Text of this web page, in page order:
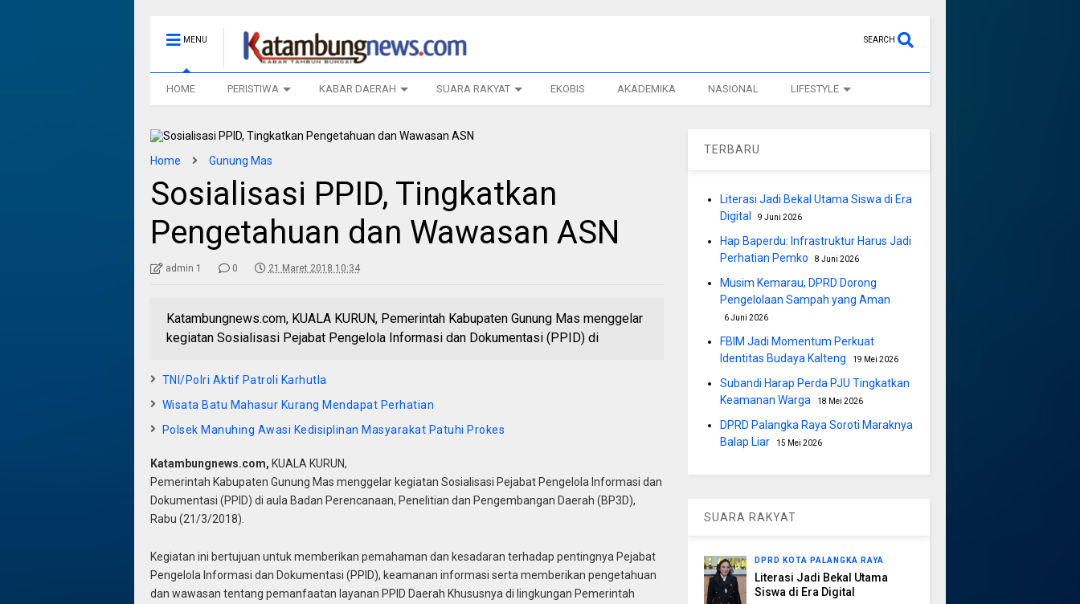
MENU SEARCH
HOME PERISTIWA KABAR DAERAH SUARA RAKYAT EKOBIS AKADEMIKA NASIONAL LIFESTYLE
Home Gunung Mas
Sosialisasi PPID, Tingkatkan
Pengetahuan dan Wawasan ASN
admin 1 0 21 Maret 2018 10:34
Katambungnews.com, KUALA KURUN, Pemerintah Kabupaten Gunung Mas menggelar
kegiatan Sosialisasi Pejabat Pengelola Informasi dan Dokumentasi (PPID) di
TNI/Polri Aktif Patroli Karhutla
Wisata Batu Mahasur Kurang Mendapat Perhatian
Polsek Manuhing Awasi Kedisiplinan Masyarakat Patuhi Prokes
Katambungnews.com, KUALA KURUN,
Pemerintah Kabupaten Gunung Mas menggelar kegiatan Sosialisasi Pejabat Pengelola Informasi dan
Dokumentasi (PPID) di aula Badan Perencanaan, Penelitian dan Pengembangan Daerah (BP3D),
Rabu (21/3/2018).
Kegiatan ini bertujuan untuk memberikan pemahaman dan kesadaran terhadap pentingnya Pejabat
Pengelola Informasi dan Dokumentasi (PPID), keamanan informasi serta memberikan pengetahuan
dan wawasan tentang pemanfaatan layanan PPID Daerah Khususnya di lingkungan Pemerintah
TERBARU
Literasi Jadi Bekal Utama Siswa di Era
Digital
9 Juni 2026
Hap Baperdu: Infrastruktur Harus Jadi
Perhatian Pemko
8 Juni 2026
Musim Kemarau, DPRD Dorong
Pengelolaan Sampah yang Aman
6 Juni 2026
FBIM Jadi Momentum Perkuat
Identitas Budaya Kalteng
19 Mei 2026
Subandi Harap Perda PJU Tingkatkan
Keamanan Warga
18 Mei 2026
DPRD Palangka Raya Soroti Maraknya
Balap Liar
15 Mei 2026
SUARA RAKYAT
DPRD KOTA PALANGKA RAYA
Literasi Jadi Bekal Utama
Siswa di Era Digital